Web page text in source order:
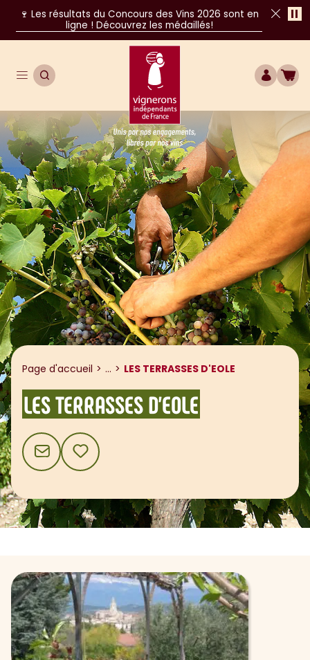
🍷 Les résultats du Concours des Vins 2026 sont en
ligne ! Découvrez les médaillés!
Ouvrir le menu de navigation
OUVRIR LA RECHERCHE
Unis par nos engagements, libres par
COMPTE
Page d'accueil ... Afficher le fil d'ariane
LES TERRASSES D'EOLE
LES TERRASSES D'EOLE
CONTACTAJOUTER AUX FAVORIS